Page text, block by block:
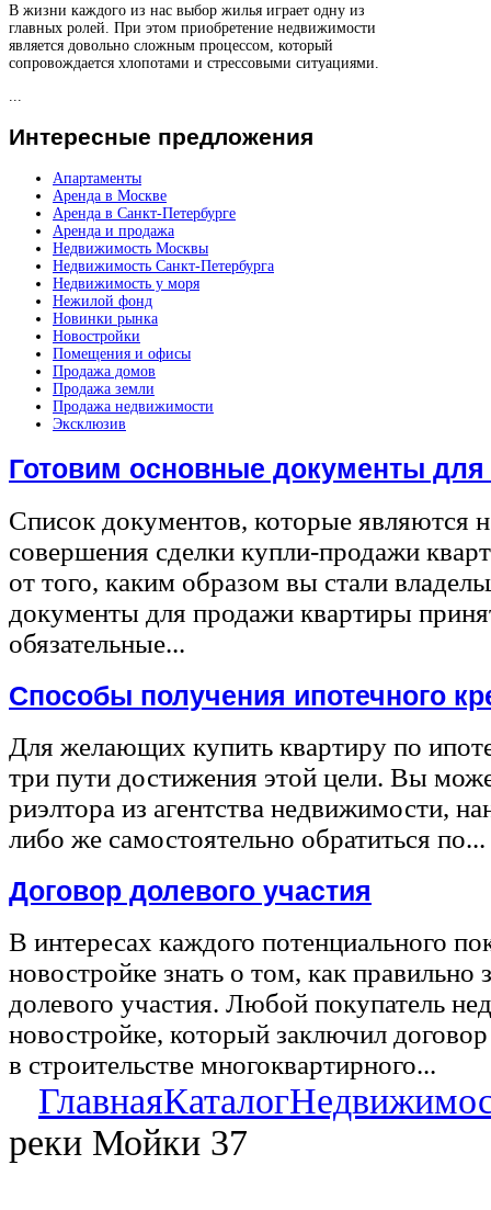
В жизни каждого из нас выбор жилья играет одну из
главных ролей. При этом приобретение недвижимости
является довольно сложным процессом, который
сопровождается хлопотами и стрессовыми ситуациями.
Интересные предложения
Апартаменты
Аренда в Москве
Аренда в Санкт-Петербурге
Аренда и продажа
Недвижимость Москвы
Недвижимость Санкт-Петербурга
Недвижимость у моря
Нежилой фонд
Новинки рынка
Новостройки
Помещения и офисы
Продажа домов
Продажа земли
Продажа недвижимости
Эксклюзив
Готовим основные документы
Список документов, которые являются
совершения сделки купли-продажи
от того, каким образом вы стали
документы для продажи квартиры
обязательные...
Способы получения ипотечного
Для желающих купить квартиру по
три пути достижения этой цели. Вы
риэлтора из агентства недвижимости,
либо же самостоятельно обратиться по...
Договор долевого участия
В интересах каждого потенциального
новостройке знать о том, как правильно
долевого участия. Любой покупатель
новостройке, который заключил
в строительстве многоквартирного...
ГлавнаяКаталог
реки Мойки 37